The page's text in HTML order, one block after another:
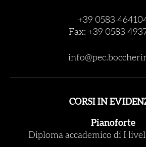
+39 0583
Fax: +39 0583
CORSI IN
Pianoforte
Diploma accademico di I